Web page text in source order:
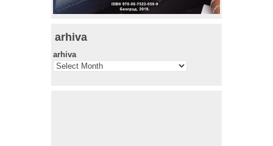
arhiva
arhiva